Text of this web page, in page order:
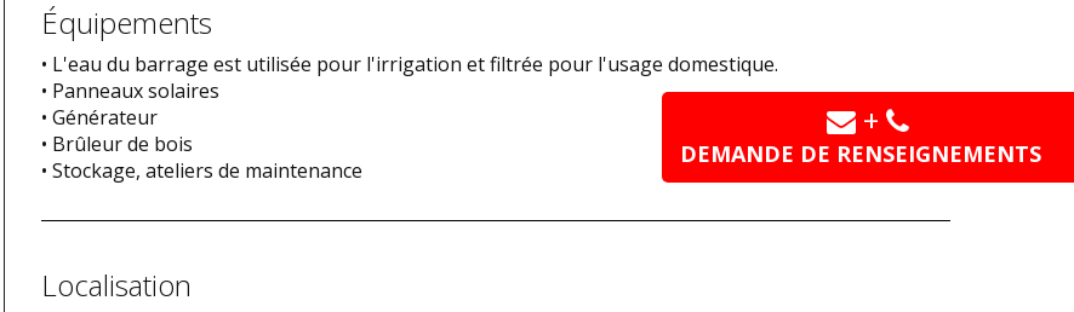
Équipements
• L'eau du barrage est utilisée pour l'irrigation et filtrée pour l'usage domestique.
• Panneaux solaires
• Générateur
• Brûleur de bois
• Stockage, ateliers de maintenance
Localisation
DEMANDE DE RENSEIGNEMENTS
+